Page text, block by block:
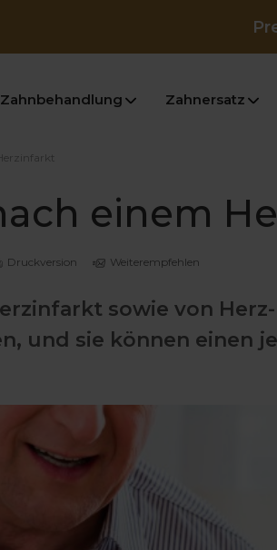
Zahnbehandlung Zahnersatz
einem
Druckversion Weiterempfehlen
sowie von
und sie können einen